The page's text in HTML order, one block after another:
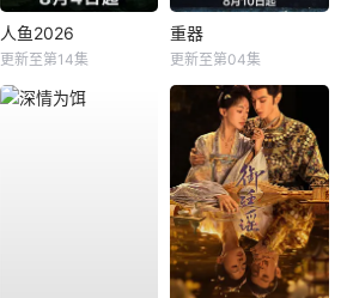
人鱼2026
更新至第14集
重器
更新至第04集